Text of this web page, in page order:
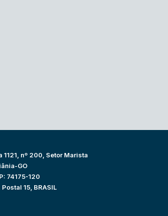
1121, nº 200, Setor Marista
GO
74175-120
Postal 15, BRASIL